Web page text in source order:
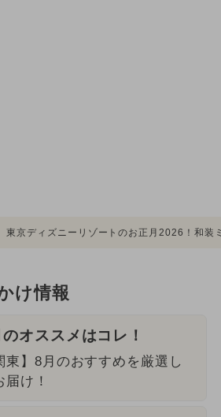
東京ディズニーリゾートのお正月2026！和装
け情報
オススメはコレ！
東】8月のおすすめを厳選し
届け！